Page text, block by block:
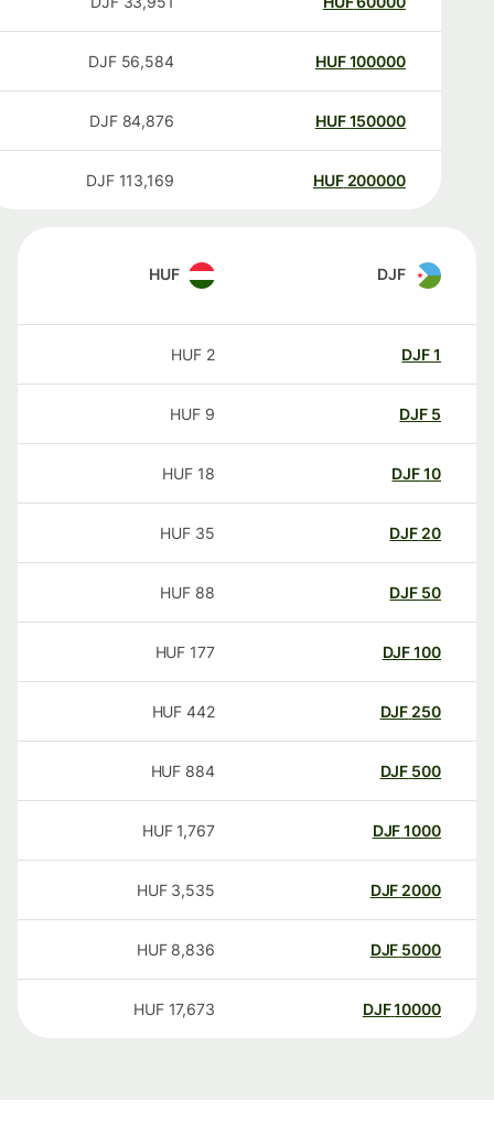
100000
HUF
56,584
DJF
150000
HUF
84,876
DJF
200000
HUF
113,169
DJF
DJF
HUF
DJF
HUF
DJF
HUF
DJF
HUF
20
DJF
35
HUF
50
DJF
88
HUF
100
DJF
177
HUF
250
DJF
442
HUF
500
DJF
884
HUF
1000
DJF
1,767
HUF
2000
DJF
3,535
HUF
5000
DJF
8,836
HUF
10000
DJF
17,673
HUF